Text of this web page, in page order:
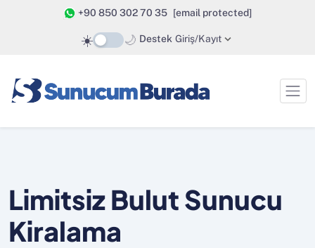
+90 850 302 70 35 [email protected]
☀️ 🌙 Destek Giriş/Kayıt
Limitsiz Bulut Sunucu
Kiralama